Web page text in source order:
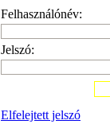
Felhasználónév:
Jelszó:
Elfelejtett jelszó